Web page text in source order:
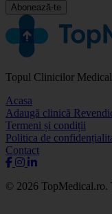
Abonează-te
Topul Clinicilor
Acasa
Adaugă clinică
Termeni și condiții
Politica de
Contact
© 2026 TopMedical.ro.